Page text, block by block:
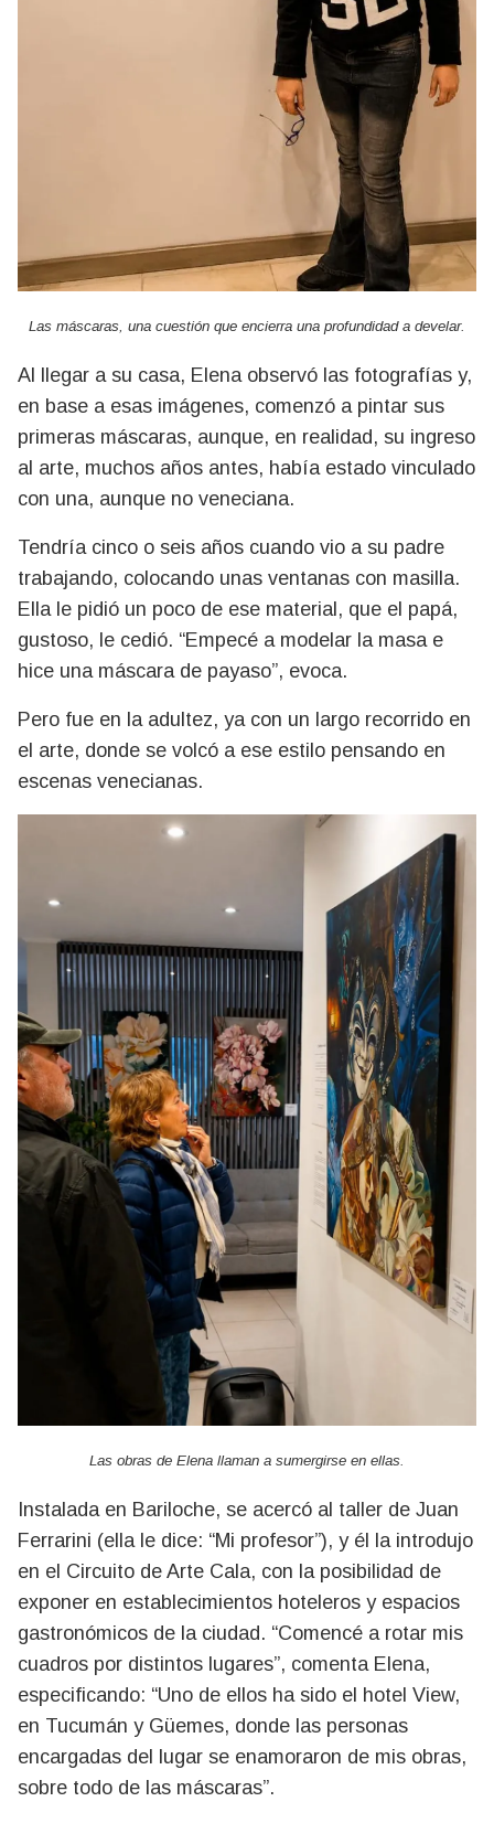
Las máscaras, una cuestión que encierra una profundidad a develar.
Al llegar a su casa, Elena observó las fotografías y,
en base a esas imágenes, comenzó a pintar sus
primeras máscaras, aunque, en realidad, su ingreso
al arte, muchos años antes, había estado vinculado
con una, aunque no veneciana.
Tendría cinco o seis años cuando vio a su padre
trabajando, colocando unas ventanas con masilla.
Ella le pidió un poco de ese material, que el papá,
gustoso, le cedió. “Empecé a modelar la masa e
hice una máscara de payaso”, evoca.
Pero fue en la adultez, ya con un largo recorrido en
el arte, donde se volcó a ese estilo pensando en
escenas venecianas.
Las obras de Elena llaman a sumergirse en ellas.
Instalada en Bariloche, se acercó al taller de Juan
Ferrarini (ella le dice: “Mi profesor”), y él la introdujo
en el Circuito de Arte Cala, con la posibilidad de
exponer en establecimientos hoteleros y espacios
gastronómicos de la ciudad. “Comencé a rotar mis
cuadros por distintos lugares”, comenta Elena,
especificando: “Uno de ellos ha sido el hotel View,
en Tucumán y Güemes, donde las personas
encargadas del lugar se enamoraron de mis obras,
sobre todo de las máscaras”.